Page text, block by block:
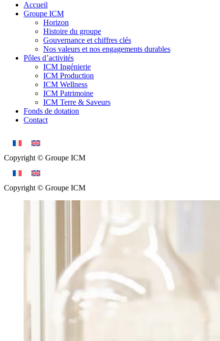
Accueil
Groupe ICM
Horizon
Histoire du groupe
Gouvernance et chiffres clés
Nos valeurs et nos engagements durables
Pôles d’activités
ICM Ingénierie
ICM Production
ICM Wellness
ICM Patrimoine
ICM Terre & Saveurs
Fonds de dotation
Contact
Copyright © Groupe ICM
Copyright © Groupe ICM